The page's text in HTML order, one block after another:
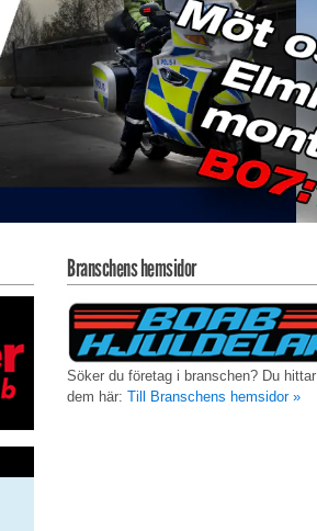
Branschens hemsidor
Söker du företag i branschen? Du hittar
dem här: Till Branschens hemsidor »